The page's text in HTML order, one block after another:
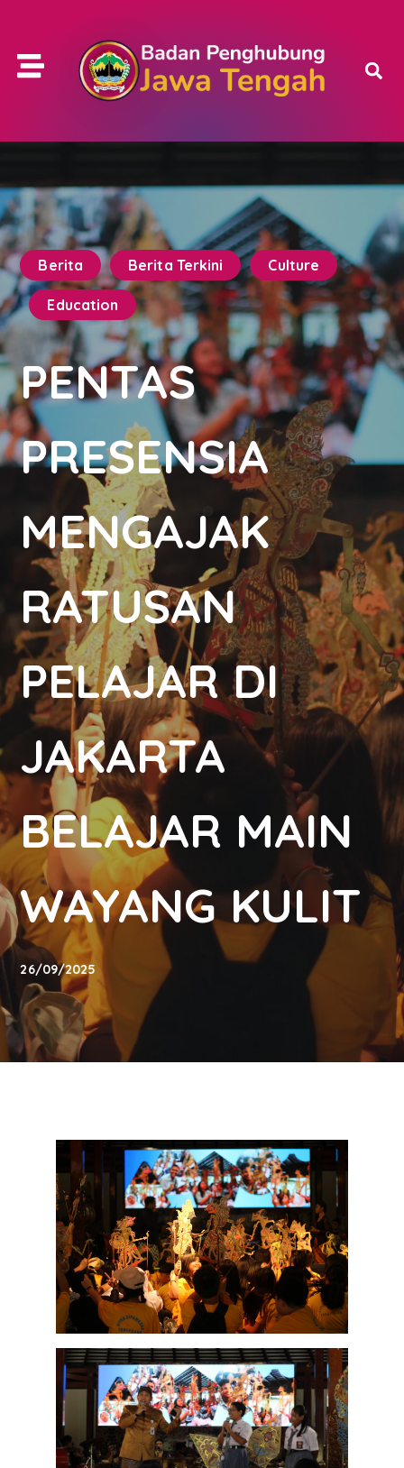
Berita Berita Terkini Culture
Education
PENTAS
PRESENSIA
MENGAJAK
RATUSAN
PELAJAR DI
JAKARTA
BELAJAR MAIN
WAYANG KULIT
26/09/2025